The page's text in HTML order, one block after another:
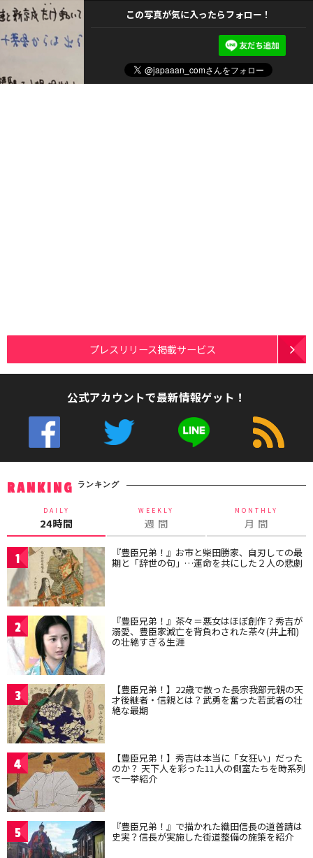
この写真が気に入ったらフォロー！
プレスリリース掲載サービス
公式アカウントで最新情報ゲット！
RANKING ランキング
DAILY
24時間
WEEKLY
週 間
MONTHLY
月 間
1 『豊臣兄弟！』お市と柴田勝家、自刃しての最
期と「辞世の句」…運命を共にした２人の悲劇
2 『豊臣兄弟！』茶々＝悪女はほぼ創作？秀吉が
溺愛、豊臣家滅亡を背負わされた茶々(井上和)
の壮絶すぎる生涯
3 【豊臣兄弟！】22歳で散った長宗我部元親の天
才後継者・信親とは？武勇を奮った若武者の壮
絶な最期
4 【豊臣兄弟！】秀吉は本当に「女狂い」だった
のか？ 天下人を彩った11人の側室たちを時系列
で一挙紹介
5 『豊臣兄弟！』で描かれた織田信長の道普請は
史実？信長が実施した街道整備の施策を紹介